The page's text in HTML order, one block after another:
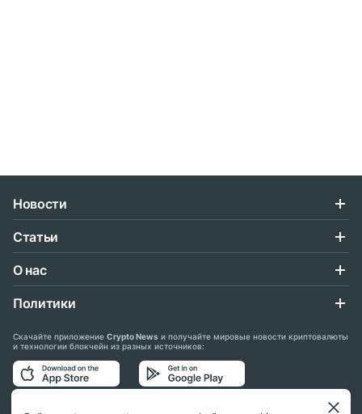
Новости
Статьи
О нас
Политики
Скачайте приложение Crypto News и получайте мировые новости криптовалюты
и технологии блокчейн из разных источников:
Подписывайтесь на нас в социальных сетях: